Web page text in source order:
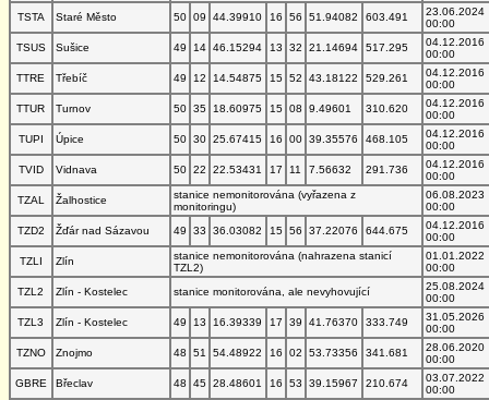
TSTA
Staré Město 50 09 44.39910 16 56 51.94082 603.491
23.06.2024
00:00
TSUS
Sušice 49 14 46.15294 13 32 21.14694 517.295
04.12.2016
00:00
TTRE
Třebíč 49 12 14.54875 15 52 43.18122 529.261
04.12.2016
00:00
TTUR
Turnov 50 35 18.60975 15 08 9.49601 310.620
04.12.2016
00:00
TUPI
Úpice 50 30 25.67415 16 00 39.35576 468.105
04.12.2016
00:00
TVID
Vidnava 50 22 22.53431 17 11 7.56632 291.736
04.12.2016
00:00
TZAL
Žalhostice
stanice nemonitorována (vyřazena z
monitoringu)
06.08.2023
00:00
TZD2
Žďár nad Sázavou 49 33 36.03082 15 56 37.22076 644.675
04.12.2016
00:00
TZLI
Zlín
stanice nemonitorována (nahrazena stanicí
TZL2)
01.01.2022
00:00
TZL2
Zlín - Kostelec stanice monitorována, ale nevyhovující
25.08.2024
00:00
TZL3
Zlín - Kostelec 49 13 16.39339 17 39 41.76370 333.749
31.05.2026
00:00
TZNO
Znojmo 48 51 54.48922 16 02 53.73356 341.681
28.06.2020
00:00
GBRE
Břeclav 48 45 28.48601 16 53 39.15967 210.674
03.07.2022
00:00